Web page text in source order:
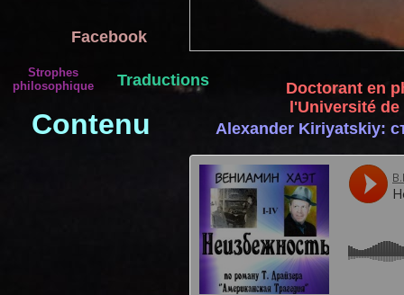
Traductions
Facebook
Alexander Kiriyatskiy:
Doctorant en
l'Université
Contenu
Strophes
philosophique